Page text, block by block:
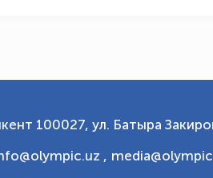
100027, ул. Батыра
,